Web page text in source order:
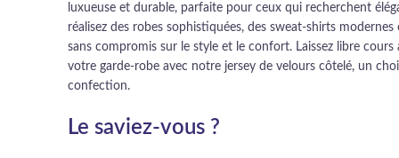
luxueuse et durable, parfaite pour ceux qui recherchent
réalisez des robes sophistiquées, des sweat-shirts
sans compromis sur le style et le confort. Laissez libre
votre garde-robe avec notre jersey de velours côtelé, un
confection.
Le saviez-vous ?